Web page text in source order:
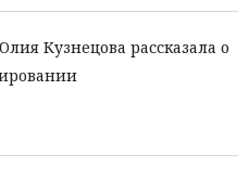
Кузнецова рассказала о